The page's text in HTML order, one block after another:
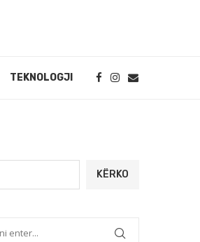
TEKNOLOGJI
KËRKO